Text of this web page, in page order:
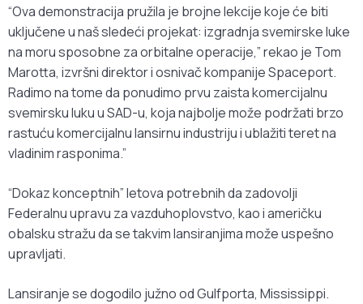
“Ova demonstracija pružila je brojne lekcije koje će biti
uključene u naš sledeći projekat: izgradnja svemirske luke
na moru sposobne za orbitalne operacije,” rekao je Tom
Marotta, izvršni direktor i osnivač kompanije Spaceport.
Radimo na tome da ponudimo prvu zaista komercijalnu
svemirsku luku u SAD-u, koja najbolje može podržati brzo
rastuću komercijalnu lansirnu industriju i ublažiti teret na
vladinim rasponima.”
“Dokaz konceptnih” letova potrebnih da zadovolji
Federalnu upravu za vazduhoplovstvo, kao i američku
obalsku stražu da se takvim lansiranjima može uspešno
upravljati.
Lansiranje se dogodilo južno od Gulfporta, Mississippi.